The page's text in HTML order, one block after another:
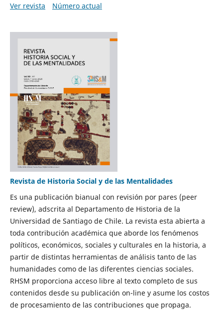
Ver revista
Número actual
Revista de Historia Social y de las Mentalidades
Es una publicación bianual con revisión por pares (peer
review), adscrita al Departamento de Historia de la
Universidad de Santiago de Chile. La revista esta abierta a
toda contribución académica que aborde los fenómenos
políticos, económicos, sociales y culturales en la historia, a
partir de distintas herramientas de análisis tanto de las
humanidades como de las diferentes ciencias sociales.
RHSM proporciona acceso libre al texto completo de sus
contenidos desde su publicación on-line y asume los costos
de procesamiento de las contribuciones que propaga.